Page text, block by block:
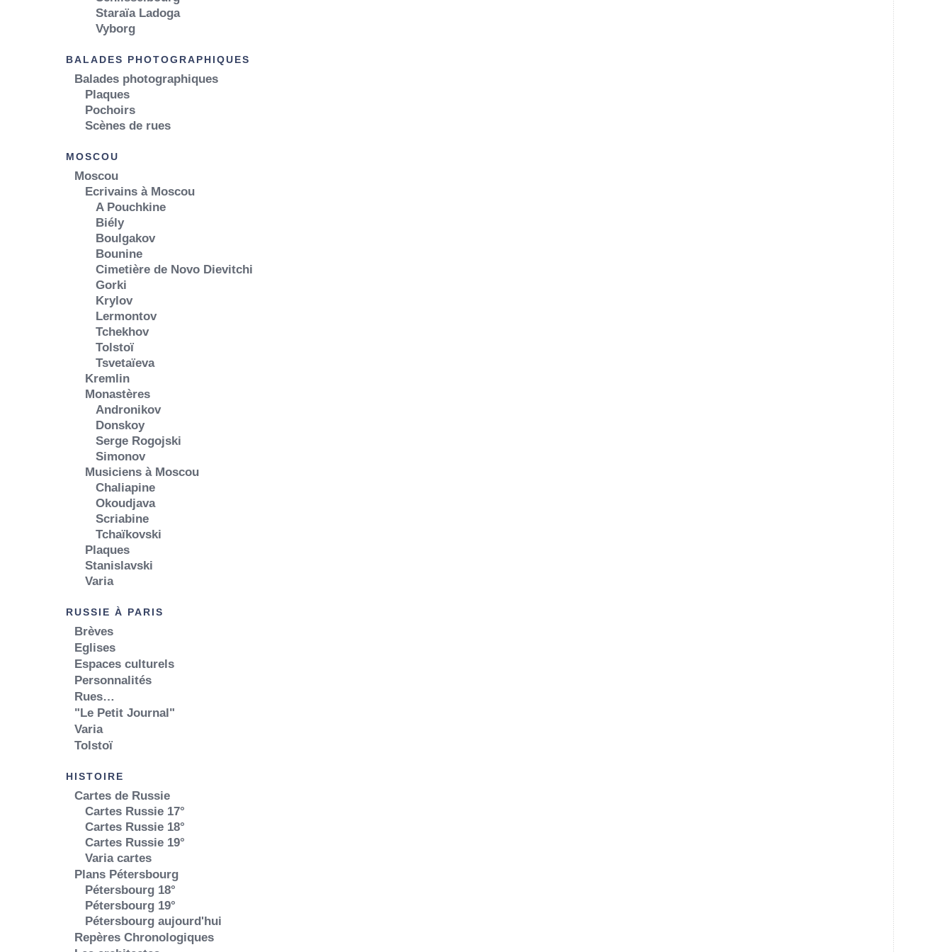
Staraïa Ladoga
Vyborg
BALADES PHOTOGRAPHIQUES
Balades photographiques
Plaques
Pochoirs
Scènes de rues
MOSCOU
Moscou
Ecrivains à Moscou
A Pouchkine
Biély
Boulgakov
Bounine
Cimetière de Novo Dievitchi
Gorki
Krylov
Lermontov
Tchekhov
Tolstoï
Tsvetaïeva
Kremlin
Monastères
Andronikov
Donskoy
Serge Rogojski
Simonov
Musiciens à Moscou
Chaliapine
Okoudjava
Scriabine
Tchaïkovski
Plaques
Stanislavski
Varia
RUSSIE À PARIS
Brèves
Eglises
Espaces culturels
Personnalités
Rues…
"Le Petit Journal"
Varia
Tolstoï
HISTOIRE
Cartes de Russie
Cartes Russie 17°
Cartes Russie 18°
Cartes Russie 19°
Varia cartes
Plans Pétersbourg
Pétersbourg 18°
Pétersbourg 19°
Pétersbourg aujourd'hui
Repères Chronologiques